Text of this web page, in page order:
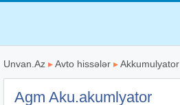
Unvan.Az ▸Avto hissələr ▸Akkumulyator
Agm Aku.akumlyator